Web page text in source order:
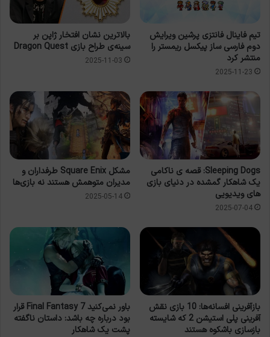
تیم فاینال فانتزی پرشین ویرایش
دوم فارسی ساز پیکسل ریمستر را
منتشر کرد
2025-11-23
بالاترین نشان افتخار ژاپن بر
سینه‌ی طراح بازی Dragon Quest
2025-11-03
Sleeping Dogs: قصه ی ناکامی
یک شاهکار گمشده در دنیای بازی
های ویدیویی
2025-07-04
مشکل Square Enix طرفداران و
مدیران متوهمش هستند نه بازی‌ها
2025-05-14
بازآفرینی افسانه‌ها: 10 بازی نقش
آفرینی پلی استیشن 2 که شایسته
بازسازی باشکوه هستند
باور نمی‌کنید Final Fantasy 7 قرار
بود درباره چه باشد: داستان ناگفته
پشت یک شاهکار